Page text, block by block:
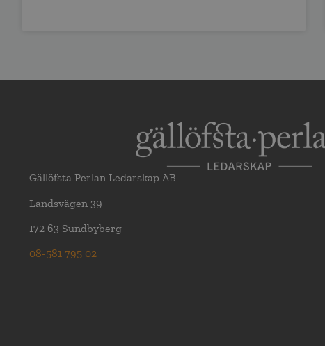
Gällöfsta Perlan Ledarskap AB
Landsvägen 39
172 63 Sundbyberg
08-581 795 02